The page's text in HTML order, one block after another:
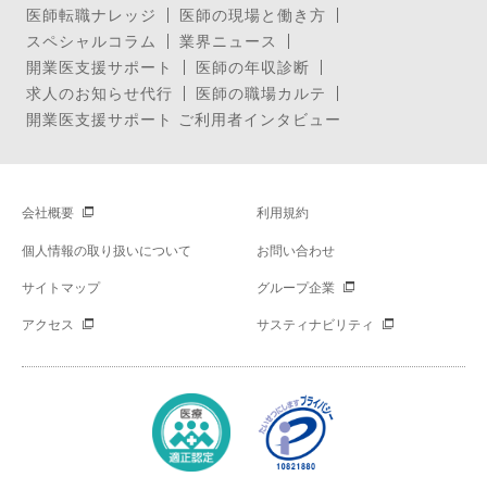
医師転職ナレッジ
医師の現場と働き方
スペシャルコラム
業界ニュース
開業医支援サポート
医師の年収診断
求人のお知らせ代行
医師の職場カルテ
開業医支援サポート ご利用者インタビュー
会社概要 利用規約
個人情報の取り扱いについて お問い合わせ
サイトマップ グループ企業
アクセス サスティナビリティ